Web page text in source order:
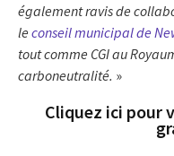
également ravis de
le conseil municipal de
tout comme CGI au
carboneutralité. »
Cliquez ici pour